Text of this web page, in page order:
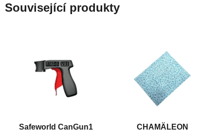
Související produkty
Safeworld CanGun1
CHAMÄLEON